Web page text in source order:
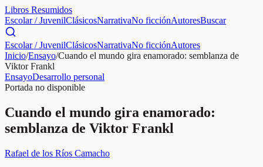
Libros Resumidos
Escolar / JuvenilClásicosNarrativaNo ficciónAutoresBuscar
Escolar / JuvenilClásicosNarrativaNo ficciónAutores
Inicio/Ensayo/Cuando el mundo gira enamorado: semblanza de
Viktor Frankl
EnsayoDesarrollo personal
Portada no disponible
Cuando el mundo gira enamorado:
semblanza de Viktor Frankl
Rafael de los Ríos Camacho